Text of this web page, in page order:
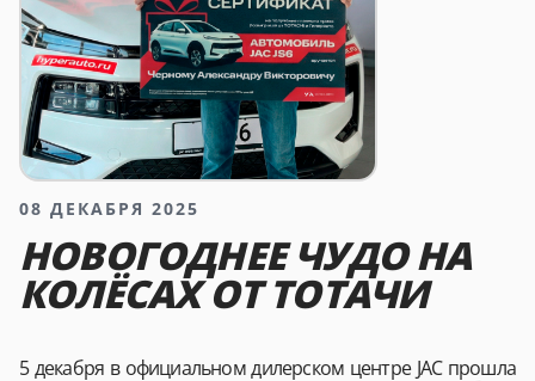
08 ДЕКАБРЯ 2025
НОВОГОДНЕЕ ЧУДО НА
КОЛЁСАХ ОТ ТОТАЧИ
5 декабря в официальном дилерском центре JAC прошла